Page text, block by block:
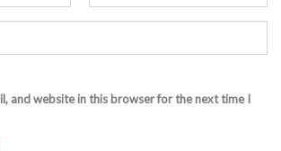
and website in this browser for the next time I